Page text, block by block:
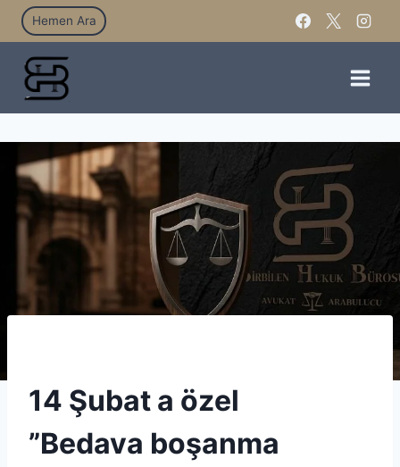
Hemen Ara
14 Şubat a özel
”Bedava boşanma